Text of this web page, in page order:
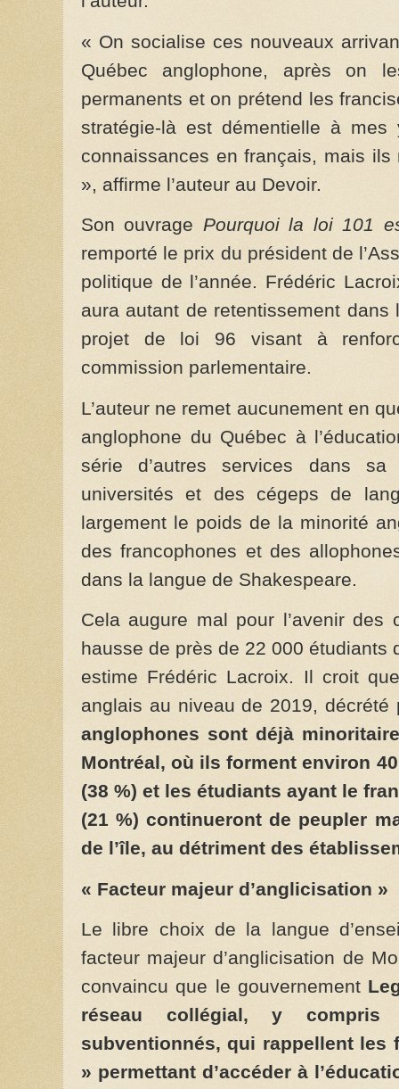
« On socialise ces nouveaux
Québec anglophone, après on
permanents et on prétend les
stratégie-là est démentielle à
connaissances en français, mais ils
», affirme l’auteur au Devoir.
Son ouvrage Pourquoi la loi 101
remporté le prix du président de
politique de l’année. Frédéric
aura autant de retentissement
projet de loi 96 visant à
commission parlementaire.
L’auteur ne remet aucunement en
anglophone du Québec à
série d’autres services dans
universités et des cégeps de
largement le poids de la minorité
des francophones et des
dans la langue de Shakespeare.
Cela augure mal pour l’avenir des
hausse de près de 22 000 étudiants
estime Frédéric Lacroix. Il croit
anglais au niveau de 2019,
anglophones sont déjà
Montréal, où ils forment environ
(38 %) et les étudiants ayant le
(21 %) continueront de peupler
de l’île, au détriment des
« Facteur majeur d’anglicisation »
Le libre choix de la langue
facteur majeur d’anglicisation de
convaincu que le gouvernement
réseau collégial, y
subventionnés, qui rappellent les
» permettant d’accéder à